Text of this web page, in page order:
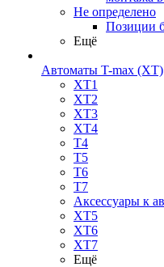
Не определено
Позиции
Ещё
Автоматы T-max (XT)
XT1
XT2
XT3
XT4
T4
T5
T6
T7
Аксессуары к
XT5
XT6
XT7
Ещё